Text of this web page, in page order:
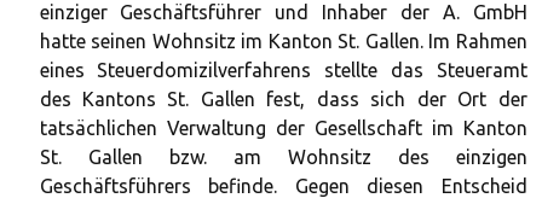
einziger Geschäftsführer und Inhaber der A. GmbH
hatte seinen Wohnsitz im Kanton St. Gallen. Im Rahmen
eines Steuerdomizilverfahrens stellte das Steueramt
des Kantons St. Gallen fest, dass sich der Ort der
tatsächlichen Verwaltung der Gesellschaft im Kanton
St. Gallen bzw. am Wohnsitz des einzigen
Geschäftsführers befinde. Gegen diesen Entscheid